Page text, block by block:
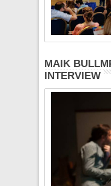
MAIK
INTERVIEW